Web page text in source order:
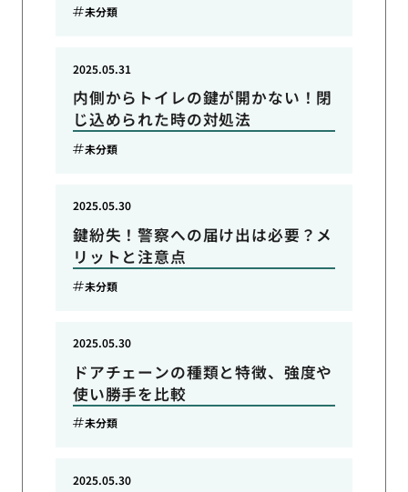
未分類
内側からトイレの鍵が開かない！閉
じ込められた時の対処法
2025.05.31
未分類
鍵紛失！警察への届け出は必要？メ
リットと注意点
2025.05.30
未分類
ドアチェーンの種類と特徴、強度や
使い勝手を比較
2025.05.30
未分類
2025.05.30